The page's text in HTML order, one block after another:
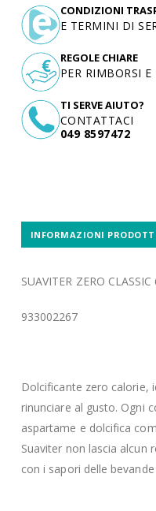
TI SERVE AIUTO?
CONTATTACI
049 8597472
CONDIZIONI
E TERMINI DI
REGOLE CHIARE
PER RIMBORSI E
INFORMAZIONI
SUAVITER ZERO
933002267
Dolcificante zero calorie,
rinunciare al gusto. Ogni
aspartame e dolcifica
Suaviter non lascia alcun
con i sapori delle